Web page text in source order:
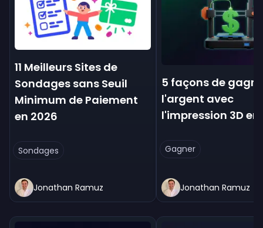
11 Meilleurs Sites de
Sondages sans Seuil
Minimum de Paiement
en 2026
Sondages
Jonathan Ramuz
5 façons de
l'argent avec
l'impression 3D en
Gagner
Jonathan Ramuz